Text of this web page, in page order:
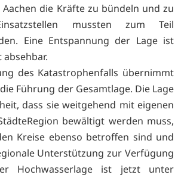
Aachen die Kräfte zu bündeln und zu
mussten zum Teil
Eine Entspannung der Lage ist
des Katastrophenfalls übernimmt
Führung der Gesamtlage. Die Lage
dass sie weitgehend mit eigenen
bewältigt werden muss,
Kreise ebenso betroffen sind und
Unterstützung zur Verfügung
Hochwasserlage ist jetzt unter